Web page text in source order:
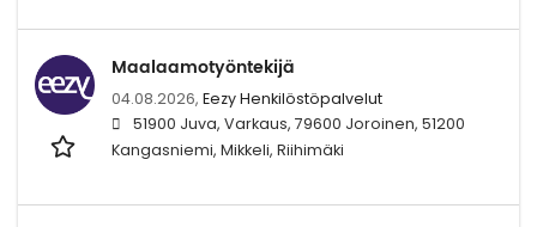
Maalaamotyöntekijä
04.08.2026, Eezy Henkilöstöpalvelut
51900 Juva, Varkaus, 79600 Joroinen, 51200
Kangasniemi, Mikkeli, Riihimäki